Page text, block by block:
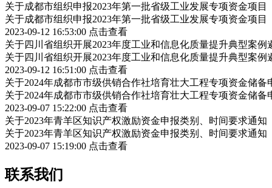
关于成都市组织申报2023年第一批省级工业发展专项资金项
关于成都市组织申报2023年第一批省级工业发展专项资金项
2023-09-12 16:53:00 点击查看
关于四川省组织开展2023年度工业和信息化质量提升典型案例
关于四川省组织开展2023年度工业和信息化质量提升典型案例
2023-09-12 16:51:00 点击查看
关于2024年成都市市级供销合作社培育壮大工程专项资金储
关于2024年成都市市级供销合作社培育壮大工程专项资金储
2023-09-07 15:22:00 点击查看
关于2023年青羊区知识产权激励资金申报类别、时间要求通知
关于2023年青羊区知识产权激励资金申报类别、时间要求通知
2023-09-07 15:19:00 点击查看
联系我们